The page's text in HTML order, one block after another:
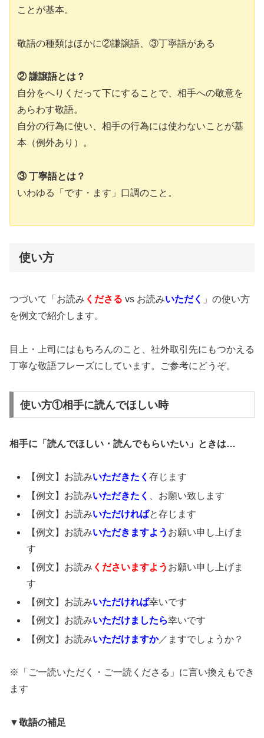
ことが基本。
敬語の種類はほかに②謙譲語、③丁寧語がある
② 謙譲語とは？
自分をへりくだって下にすることで、相手への敬意を
あらわす敬語。
自分の行為に使い、相手の行為には使わないことが基
本（例外あり）。
③ 丁寧語とは？
いわゆる「です・ます」口調のこと。
使い方
つづいて「お読み くださる vs お読みいただく
」の使い方
を例文で紹介します。
目上・上司にはもちろんのこと、社外取引先にもつかえる
丁寧な敬語フレーズにしています。ご参考にどうぞ。
使い方①相手に読んでほしい時
相手に「読んでほしい・読んでもらいたい」ときは…
【例文】お読みいただきたく存じます
【例文】お読みいただきたく
、お願い致します
【例文】お読みいただければと存じます
【例文】お読みいただきますよう お願い申し上げま
す
【例文】お読み くださいますよう お願い申し上げま
す
【例文】お読みいただければ幸いです
【例文】お読みいただけましたら幸いです
【例文】お読みいただけますか／ますでしょうか？
※「ご一読いただく・ご一読くださる」に言い換えもでき
ます
▼敬語の補足